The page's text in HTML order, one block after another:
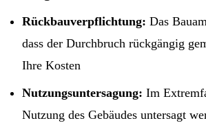
Rückbauverpflichtung: Das
dass der Durchbruch rückgängig
Ihre Kosten
Nutzungsuntersagung: Im
Nutzung des Gebäudes untersagt